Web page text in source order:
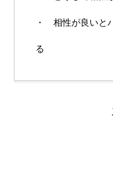
・ 相性が良いと
る